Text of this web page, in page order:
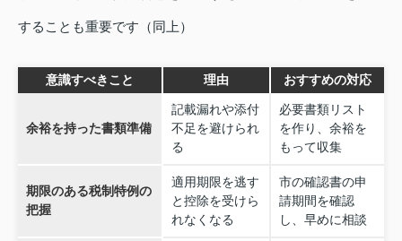
することも重要です（同上）
意識すべきこと 理由 おすすめの対応
余裕を持った書類準備
記載漏れや添付
不足を避けられ
る
必要書類リスト
を作り、余裕を
もって収集
期限のある税制特例の
把握
適用期限を逃す
と控除を受けら
れなくなる
市の確認書の申
請期間を確認
し、早めに相談